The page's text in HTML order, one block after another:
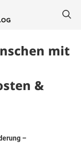
mit
&
–